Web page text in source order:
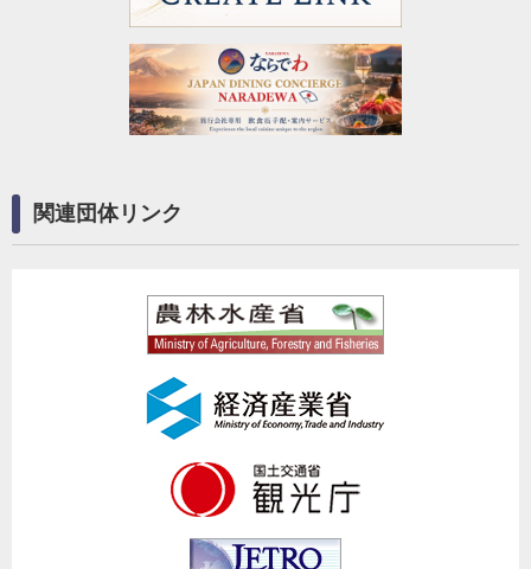
関連団体リンク